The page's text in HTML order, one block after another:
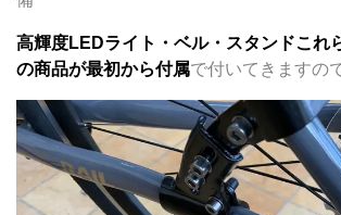
高輝度LEDライト・ベル・スタンドこれ
の商品が最初から付属で付いてきますの